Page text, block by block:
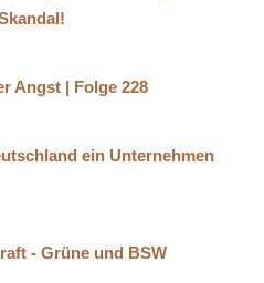
Angst | Folge 228
ein Unternehmen
- Grüne und BSW